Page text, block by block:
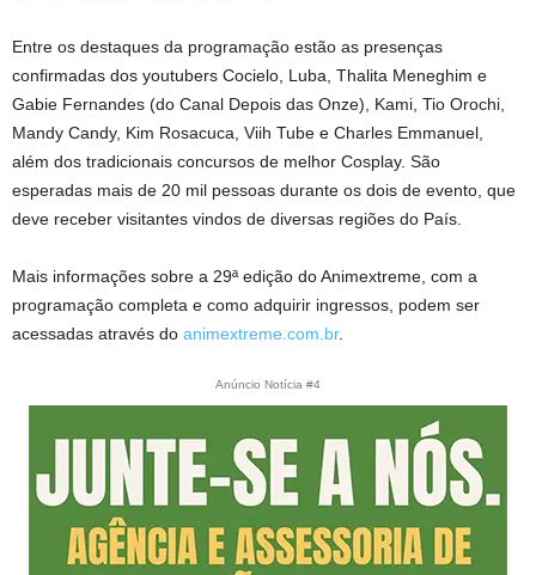
Entre os destaques da programação estão as presenças
confirmadas dos youtubers Cocielo, Luba, Thalita Meneghim e
Gabie Fernandes (do Canal Depois das Onze), Kami, Tio Orochi,
Mandy Candy, Kim Rosacuca, Viih Tube e Charles Emmanuel,
além dos tradicionais concursos de melhor Cosplay. São
esperadas mais de 20 mil pessoas durante os dois de evento, que
deve receber visitantes vindos de diversas regiões do País.
Mais informações sobre a 29ª edição do Animextreme, com a
programação completa e como adquirir ingressos, podem ser
acessadas através do animextreme.com.br.
Anúncio Notícia #4